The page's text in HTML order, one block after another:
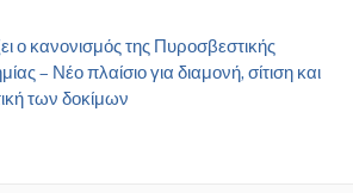
ο κανονισμός της Πυροσβεστικής
– Νέο πλαίσιο για διαμονή, σίτιση και
των δοκίμων